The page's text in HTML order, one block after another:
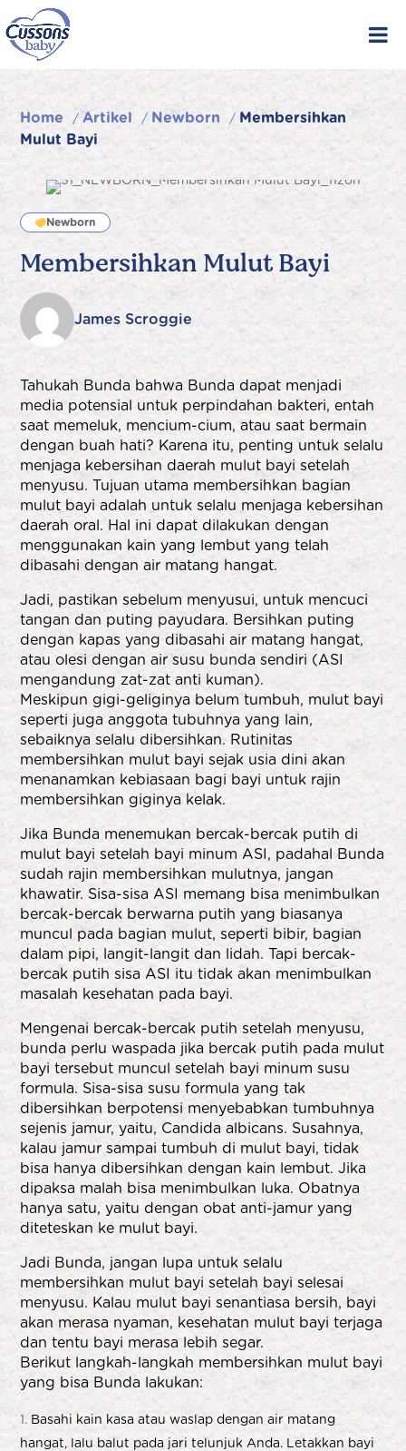
to
content
Home /Artikel / Newborn / Membersihkan
Mulut Bayi
Newborn
Membersihkan Mulut Bayi
James Scroggie
Tahukah Bunda bahwa Bunda dapat menjadi
media potensial untuk perpindahan bakteri, entah
saat memeluk, mencium-cium, atau saat bermain
dengan buah hati? Karena itu, penting untuk selalu
menjaga kebersihan daerah mulut bayi setelah
menyusu. Tujuan utama membersihkan bagian
mulut bayi adalah untuk selalu menjaga kebersihan
daerah oral. Hal ini dapat dilakukan dengan
menggunakan kain yang lembut yang telah
dibasahi dengan air matang hangat.
Jadi, pastikan sebelum menyusui, untuk mencuci
tangan dan puting payudara. Bersihkan puting
dengan kapas yang dibasahi air matang hangat,
atau olesi dengan air susu bunda sendiri (ASI
mengandung zat-zat anti kuman).
Meskipun gigi-geliginya belum tumbuh, mulut bayi
seperti juga anggota tubuhnya yang lain,
sebaiknya selalu dibersihkan. Rutinitas
membersihkan mulut bayi sejak usia dini akan
menanamkan kebiasaan bagi bayi untuk rajin
membersihkan giginya kelak.
Jika Bunda menemukan bercak-bercak putih di
mulut bayi setelah bayi minum ASI, padahal Bunda
sudah rajin membersihkan mulutnya, jangan
khawatir. Sisa-sisa ASI memang bisa menimbulkan
bercak-bercak berwarna putih yang biasanya
muncul pada bagian mulut, seperti bibir, bagian
dalam pipi, langit-langit dan lidah. Tapi bercak-
bercak putih sisa ASI itu tidak akan menimbulkan
masalah kesehatan pada bayi.
Mengenai bercak-bercak putih setelah menyusu,
bunda perlu waspada jika bercak putih pada mulut
bayi tersebut muncul setelah bayi minum susu
formula. Sisa-sisa susu formula yang tak
dibersihkan berpotensi menyebabkan tumbuhnya
sejenis jamur, yaitu, Candida albicans. Susahnya,
kalau jamur sampai tumbuh di mulut bayi, tidak
bisa hanya dibersihkan dengan kain lembut. Jika
dipaksa malah bisa menimbulkan luka. Obatnya
hanya satu, yaitu dengan obat anti-jamur yang
diteteskan ke mulut bayi.
Jadi Bunda, jangan lupa untuk selalu
membersihkan mulut bayi setelah bayi selesai
menyusu. Kalau mulut bayi senantiasa bersih, bayi
akan merasa nyaman, kesehatan mulut bayi terjaga
dan tentu bayi merasa lebih segar.
Berikut langkah-langkah membersihkan mulut bayi
yang bisa Bunda lakukan:
Basahi kain kasa atau waslap dengan air matang
hangat, lalu balut pada jari telunjuk Anda. Letakkan bayi